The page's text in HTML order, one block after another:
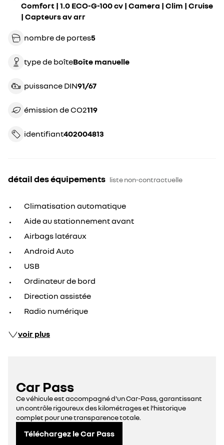
Comfort | 1.0 ECO-G-100 cv | Camera | Clim | Cruise
| Capteurs av arr
nombre de portes5
type de boîte boîte manuelle
puissance DIN 91/67
émission de CO2 119
identifiant 402004813
détail des équipements liste non-contractuelle
Climatisation automatique
Aide au stationnement avant
Airbags latéraux
Android Auto
USB
Ordinateur de bord
Direction assistée
Radio numérique
voir plus
Car Pass
Ce véhicule est accompagné d'un Car-Pass, garantissant
un contrôle rigoureux des kilométrages et l'historique
complet pour une transparence totale.
Téléchargez le Car Pass